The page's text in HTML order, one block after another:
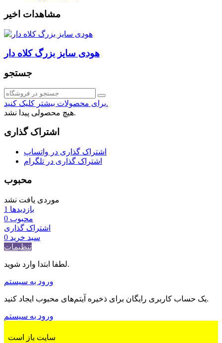
مشاهدات اخیر
هودی سایز بزرگ کلاه دار
جستجو
برای محصولات بیشتر کلیک کنید.
هیچ محصولی پیدا نشد.
اشتراک گذاری
اشتراک گذاری در واتساپ
اشتراک گذاری در تلگرام
محبوب
موردی یافت نشد
بازدیدها 1
محبوب 0
اشتراک گذاری
سبد خرید 0
تنظیمات
لطفا ابتدا وارد شوید.
ورود به سیستم
یک حساب کاربری رایگان برای ذخیره آیتم‌های محبوب ایجاد کنید.
ورود به سیستم
سایت باز است